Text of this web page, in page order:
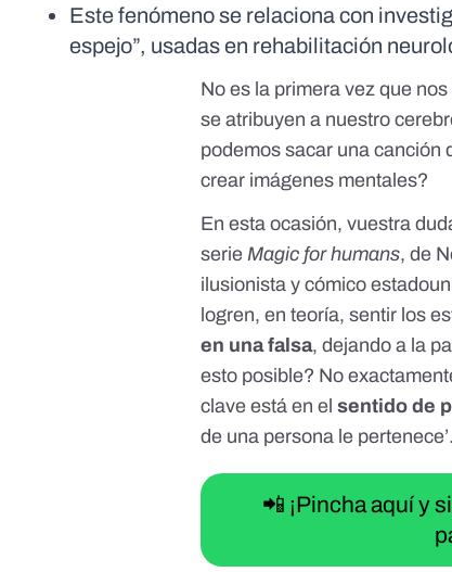
Este fenómeno se relaciona con
espejo”, usadas en rehabilitación
No es la primera vez que
se atribuyen a nuestro
podemos sacar una canción
crear imágenes mentales?
En esta ocasión, vuestra
serie Magic for humans, de
ilusionista y cómico
logren, en teoría, sentir los
en una falsa, dejando a la
esto posible? No
clave está en elsentido de
de una persona le pertenece’.
📲 ¡Pincha aquí y